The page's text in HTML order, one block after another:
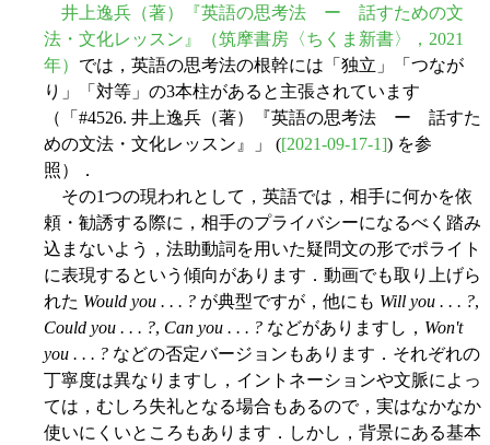
井上逸兵（著）『英語の思考法 ー 話すための文
法・文化レッスン』（筑摩書房〈ちくま新書〉，2021
年） では，英語の思考法の根幹には「独立」「つなが
り」「対等」の3本柱があると主張されています
（「#4526. 井上逸兵（著）『英語の思考法 ー 話すた
めの文法・文化レッスン』」 ([2021-09-17-1]) を参
照）．
その1つの現われとして，英語では，相手に何かを依
頼・勧誘する際に，相手のプライバシーになるべく踏み
込まないよう，法助動詞を用いた疑問文の形でポライト
に表現するという傾向があります．動画でも取り上げら
れた Would you . . . ? が典型ですが，他にも Will you . . . ?,
Could you . . . ?, Can you . . . ? などがありますし， Won't
you . . . ? などの否定バージョンもあります．それぞれの
丁寧度は異なりますし，イントネーションや文脈によっ
ては，むしろ失礼となる場合もあるので，実はなかなか
使いにくいところもあります．しかし，背景にある基本